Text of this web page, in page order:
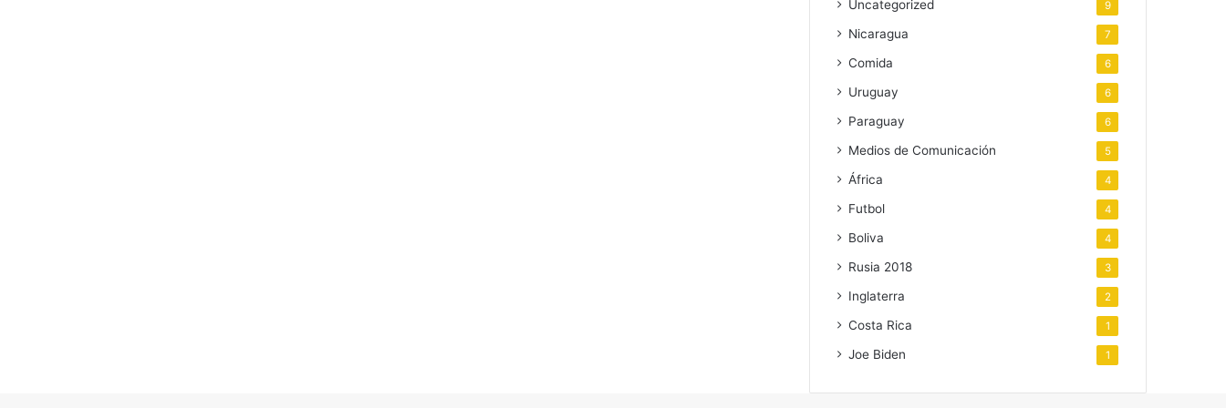
Uncategorized 9
Nicaragua 7
Comida 6
Uruguay 6
Paraguay 6
Medios de Comunicación 5
África 4
Futbol 4
Boliva 4
Rusia 2018 3
Inglaterra 2
Costa Rica 1
Joe Biden 1